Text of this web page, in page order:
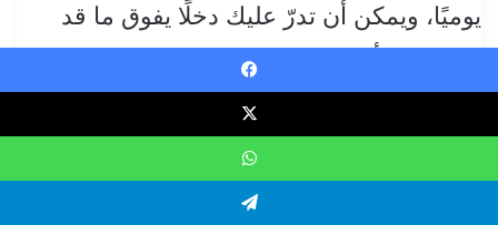
يوميًا، ويمكن أن تدرّ عليك دخلًا يفوق ما قد
تقدمه لك أي وظيفة تقليدية.
Facebook
X
WhatsApp